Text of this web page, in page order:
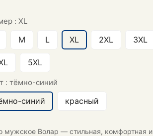
: XL
M L XL 2XL 3XL
5XL
: тёмно-синий
синий красный
мужское Волар — стильная, комфортная и